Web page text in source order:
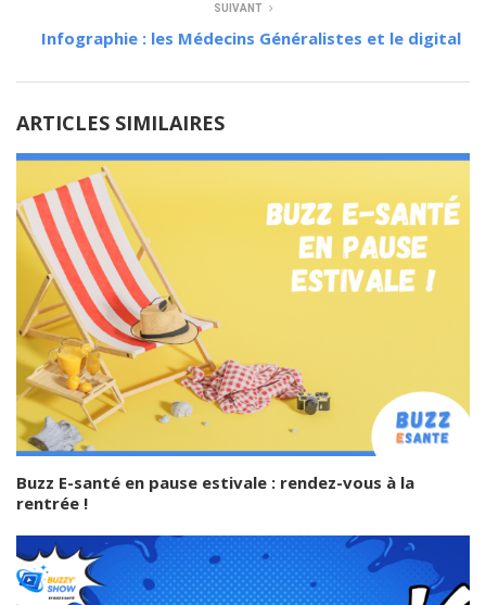
SUIVANT
Infographie : les Médecins Généralistes et le digital
ARTICLES SIMILAIRES
Buzz E-santé en pause estivale : rendez-vous à la
rentrée !